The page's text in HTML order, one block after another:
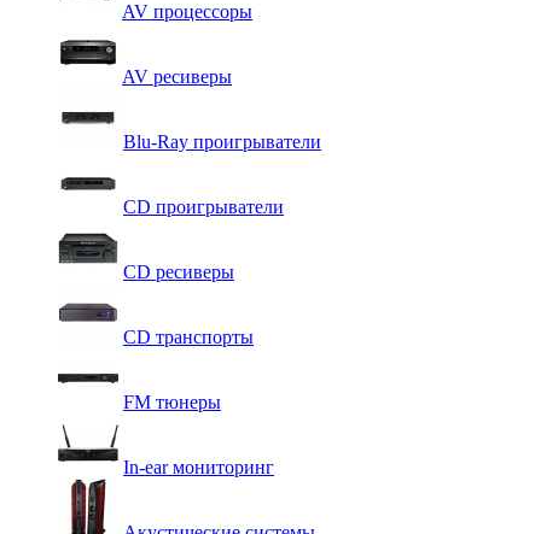
AV процессоры
AV ресиверы
Blu-Ray проигрыватели
CD проигрыватели
CD ресиверы
CD транспорты
FM тюнеры
In-ear мониторинг